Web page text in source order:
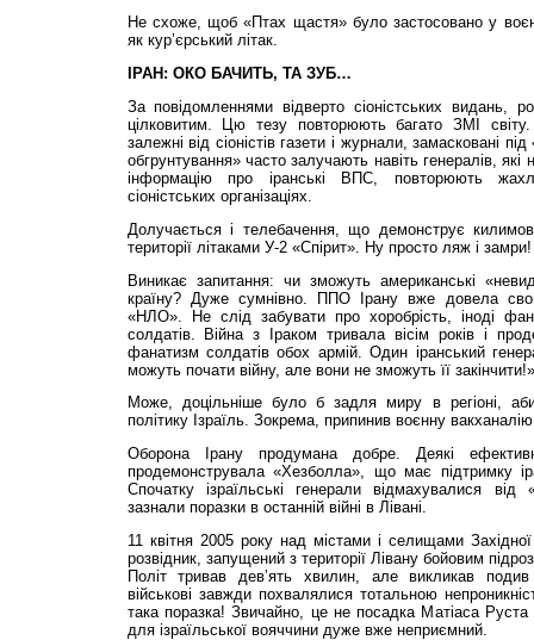
Не схоже, щоб «Птах щастя» було застосовано у
як кур’єрський літак.
ІРАН: ОКО БАЧИТЬ, ТА ЗУБ…
За повідомленнями відверто сіоністських видань,
цілковитим. Цю тезу повторюють багато ЗМІ
залежні від сіоністів газети і журнали, замасковані
обгрунтування» часто залучають навіть генералів,
інформацію про іранські ВПС, повторюють
сіоністських організаціях.
Долучається і телебачення, що демонструє
території літаками У-2 «Спірит». Ну просто ляж і замри!
Виникає запитання: чи зможуть американські
країну? Дуже сумнівно. ППО Ірану вже довела
«НЛО». Не слід забувати про хоробрість, іноді
солдатів. Війна з Іраком тривала вісім років і
фанатизм солдатів обох армій. Один іранський
можуть почати війну, але вони не зможуть її
Може, доцільніше було б задля миру в регіоні,
політику Ізраїль. Зокрема, припинив воєнну
Оборона Ірану продумана добре. Деякі
продемонструвала «Хезболла», що має підтримку
Спочатку ізраїльські генерали відмахувалися
зазнали поразки в останній війні в Лівані.
11 квітня 2005 року над містами і селищами Західної
розвідник, запущений з території Лівану бойовим
Політ тривав дев’ять хвилин, але викликав подив
військові завжди похвалялися тотальною
така поразка! Звичайно, це не посадка Матіаса
для ізраїльської вояччини дуже вже неприємний.